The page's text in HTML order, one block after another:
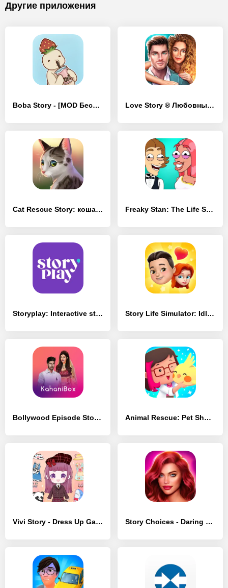
Другие приложения
Boba Story - [MOD Бесконечные деньги] Love Story ® Любовные истории - [MOD Бесконечные монеты]
Cat Rescue Story: кошачья игра - [MOD Много монет] Freaky Stan: The Life Story - [MOD Много денег]
Storyplay: Interactive story - [MOD Бесконечные деньги] Story Life Simulator: Idle Sim - [MOD Много денег]
Bollywood Episode Story Game - [MOD Много денег] Animal Rescue: Pet Shop Story - [MOD Много монет]
Vivi Story - Dress Up Game - [MOD Бесконечные монеты] Story Choices - Daring Destiny - [MOD Бесконечные монеты]